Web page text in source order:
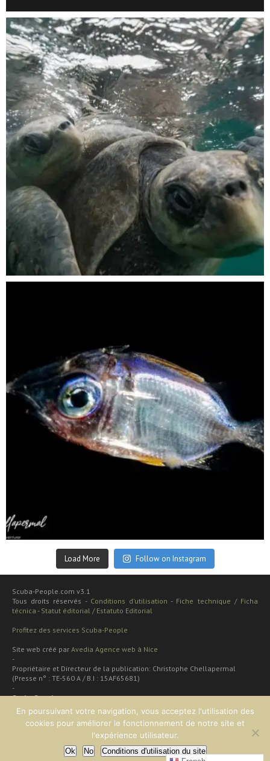
scuba_people_magazine
Sep 24
Load More Follow on Instagram
Scuba-People.com v3.1
Tous droits réservés - Conditions d'utilisation - Fiche technique / Ficha
técnica - Statut éditorial / Estatuto Editorial
Profitez des services Scuba-People
Site web créé par Avedia Agence web à Nice
-
Propriétaire et Directeur de la publication: Christophe Chellapermal
(Presse n° : TE-560 A / B.I : 15AF65681)
-
Scuba People
Rua cardal de são josé 48 apt
2 dt
Lisboa, PORTUGAL
EN HAUT
En poursuivant votre navigation, vous acceptez l'utilisation des
cookies pour améliorer le fonctionnement de notre site et
l'expérience utilisateur.
Ok No
Conditions d'utilisation du site